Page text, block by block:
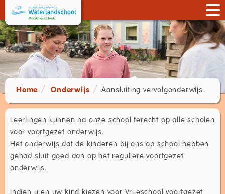
Home Onderwijs Aansluiting vervolgonderwijs
Leerlingen kunnen na onze school terecht op alle scholen
voor voortgezet onderwijs.
Het onderwijs dat de kinderen bij ons op school hebben
gehad sluit goed aan op het reguliere voortgezet
onderwijs.
Indien u en uw kind kiezen voor Vrijeschool voortgezet